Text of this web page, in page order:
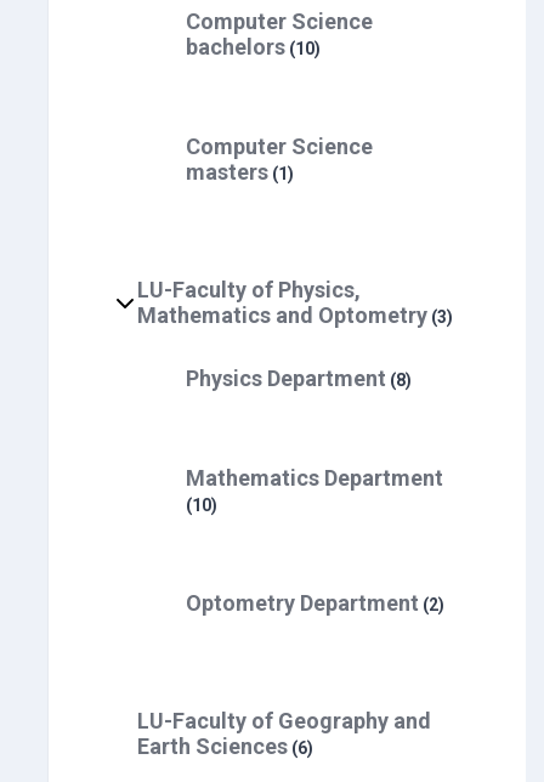
Computer Science
bachelors (10)
Computer Science
masters (1)
LU-Faculty of Physics,
Mathematics and Optometry (3)
Physics Department (8)
Mathematics Department
(10)
Optometry Department (2)
LU-Faculty of Geography and
Earth Sciences (6)